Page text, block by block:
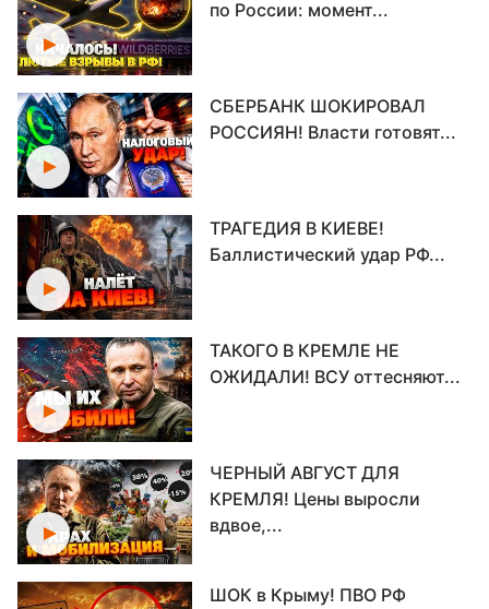
по России: момент...
СБЕРБАНК ШОКИРОВАЛ
РОССИЯН! Власти готовят...
ТРАГЕДИЯ В КИЕВЕ!
Баллистический удар РФ...
ТАКОГО В КРЕМЛЕ НЕ
ОЖИДАЛИ! ВСУ оттесняют...
ЧЕРНЫЙ АВГУСТ ДЛЯ
КРЕМЛЯ! Цены выросли
вдвое,...
ШОК в Крыму! ПВО РФ